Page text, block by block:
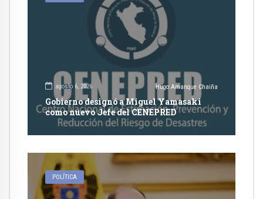
agosto 6, 2026 Hugo Amanque Chaiña
Gobierno designó a Miguel Yamasaki
como nuevo Jefe del CENEPRED
POLÍTICA